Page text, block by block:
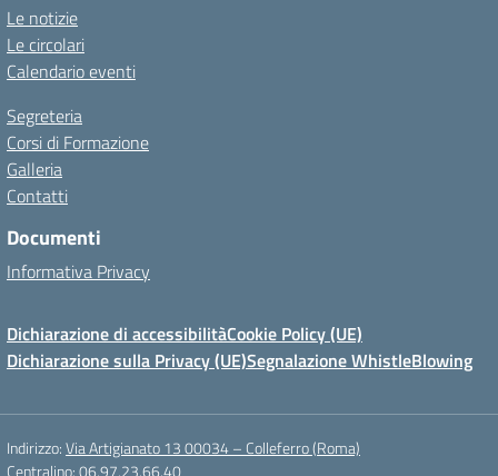
Le notizie
Le circolari
Calendario eventi
Segreteria
Corsi di Formazione
Galleria
Contatti
Documenti
Informativa Privacy
Dichiarazione di accessibilitàCookie Policy (UE)
Dichiarazione sulla Privacy (UE)Segnalazione WhistleBlowing
Indirizzo:Via Artigianato 13 00034 – Colleferro (Roma)
Centralino:06.97.23.66.40